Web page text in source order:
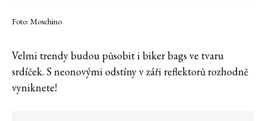
Foto: Moschino
Velmi trendy budou působit i biker bags ve tvaru
srdíček. S neonovými odstíny v záři reflektorů rozhodně
vyniknete!